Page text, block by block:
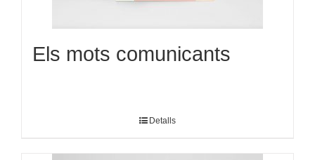
Els mots comunicants
Detalls